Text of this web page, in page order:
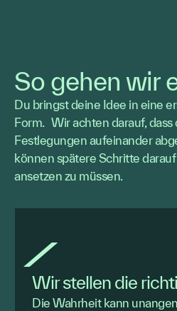
So gehen wir
Du bringst deine Idee in eine
Form. Wir achten darauf,
Festlegungen aufeinander
können spätere Schritte
ansetzen zu müssen.
Wir stellen die
Die Wahrheit kann